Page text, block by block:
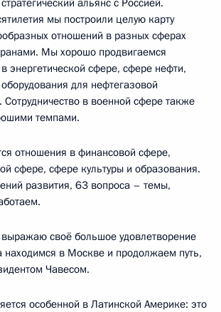
мы построили целую карту
отношений в разных сферах
Мы хорошо продвигаемся
в энергетической сфере, сфере нефти,
для нефтегазовой
в военной сфере также
темпами.
отношения в финансовой сфере,
сфере, сфере культуры и образования.
развития, 63 вопроса – темы,
своё большое удовлетворение
находимся в Москве и продолжаем путь,
Чавесом.
особенной в Латинской Америке: это